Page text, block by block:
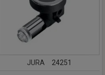
JURA 24251